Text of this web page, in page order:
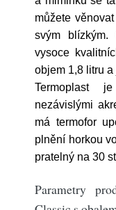
můžete
svým
vysoce
objem 1,8 litru
Termoplast
nezávislými
má termofor
plnění horkou
pratelný na 30
Parametry